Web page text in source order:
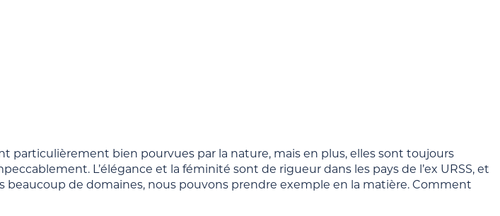
particulièrement bien pourvues par la nature, mais en plus, elles sont toujours
L’élégance et la féminité sont de rigueur dans les pays de l’ex URSS, et
beaucoup de domaines, nous pouvons prendre exemple en la matière. Comment